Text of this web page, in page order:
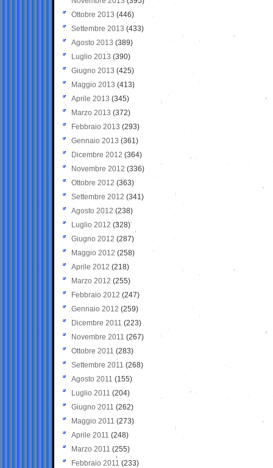
Ottobre 2013 (446)
Settembre 2013 (433)
Agosto 2013 (389)
Luglio 2013 (390)
Giugno 2013 (425)
Maggio 2013 (413)
Aprile 2013 (345)
Marzo 2013 (372)
Febbraio 2013 (293)
Gennaio 2013 (361)
Dicembre 2012 (364)
Novembre 2012 (336)
Ottobre 2012 (363)
Settembre 2012 (341)
Agosto 2012 (238)
Luglio 2012 (328)
Giugno 2012 (287)
Maggio 2012 (258)
Aprile 2012 (218)
Marzo 2012 (255)
Febbraio 2012 (247)
Gennaio 2012 (259)
Dicembre 2011 (223)
Novembre 2011 (267)
Ottobre 2011 (283)
Settembre 2011 (268)
Agosto 2011 (155)
Luglio 2011 (204)
Giugno 2011 (262)
Maggio 2011 (273)
Aprile 2011 (248)
Marzo 2011 (255)
Febbraio 2011 (233)